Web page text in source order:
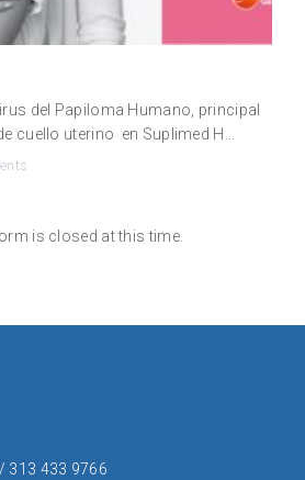
del Papiloma Humano, principal
cuello uterino en Suplimed H...
is closed at this time.
313 433 9766